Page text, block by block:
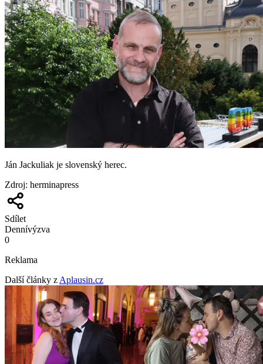
Ján Jackuliak je slovenský herec.
Zdroj: herminapress
Sdílet
Dennívýzva
0
Reklama
Další články z Aplausin.cz